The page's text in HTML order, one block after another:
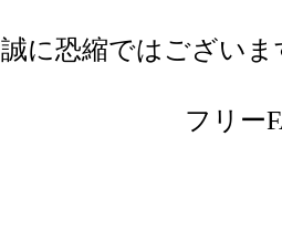
誠に恐縮ではござい
フリー